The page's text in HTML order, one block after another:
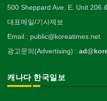
Surgeon
의사-치과
Dentist/Dental Surgeon
의사-가정의
의사-기타
Multi Specialty
Blanket
웨딩서비스
Bridal Fashion/Wedding Service
자수
Private Lesson-Ballet/Dance
Private Lesson-Flower
개인지도-기타
인쇄
장의사
직업소개 에이전트
전기공사/수리
Electric Work
정원공사/조경
Roofing
자동차-견인
Towing
자동차-청소
Auto Cleaning
취미/레저
Hobby/Leisure
태권도/무술
Taekwondo/Martial Arts
Spring Water/Water Purifier
Nursing Home
Sauna
한국일보 본사 및 지국
한국정부기관
Korean Governmental
한인회
Korean Cultural Association
ETC
아파트
500 Sheppard Ave. E. Unit 206
대표메일/기사제보
Email : public@koreatimes.net
광고문의(Advertising) :
캐나다 한국일보